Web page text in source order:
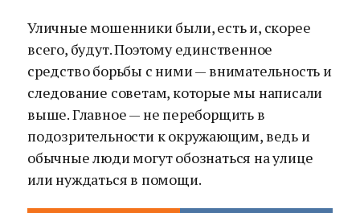
Уличные мошенники были, есть и, скорее
всего, будут. Поэтому единственное
средство борьбы с ними — внимательность и
следование советам, которые мы написали
выше. Главное — не переборщить в
подозрительности к окружающим, ведь и
обычные люди могут обознаться на улице
или нуждаться в помощи.